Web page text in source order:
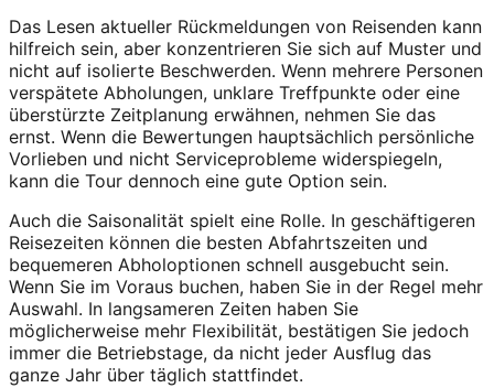
Das Lesen aktueller Rückmeldungen von Reisenden kann
hilfreich sein, aber konzentrieren Sie sich auf Muster und
nicht auf isolierte Beschwerden. Wenn mehrere Personen
verspätete Abholungen, unklare Treffpunkte oder eine
überstürzte Zeitplanung erwähnen, nehmen Sie das
ernst. Wenn die Bewertungen hauptsächlich persönliche
Vorlieben und nicht Serviceprobleme widerspiegeln,
kann die Tour dennoch eine gute Option sein.
Auch die Saisonalität spielt eine Rolle. In geschäftigeren
Reisezeiten können die besten Abfahrtszeiten und
bequemeren Abholoptionen schnell ausgebucht sein.
Wenn Sie im Voraus buchen, haben Sie in der Regel mehr
Auswahl. In langsameren Zeiten haben Sie
möglicherweise mehr Flexibilität, bestätigen Sie jedoch
immer die Betriebstage, da nicht jeder Ausflug das
ganze Jahr über täglich stattfindet.